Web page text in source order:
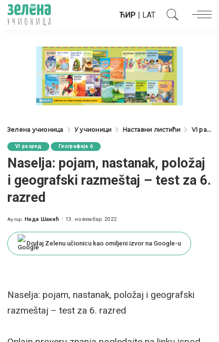
ЋИР | LAT
Зелена учионица У учионици Наставни листићи VI разред
VI разред Географија 6
Naselja: pojam, nastanak, položaj
i geografski razmeštaj – test za 6.
razred
Posted
Аутор: Нада Шакић 13. новембар 2022.
Dodaj Zelenu učionicu kao omiljeni izvor na Google-u
Naselja: pojam, nastanak, položaj i geografski
razmeštaj – test za 6. razred